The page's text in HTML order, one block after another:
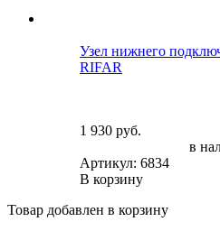
Узел нижнего
RIFAR
1 930 руб.
в
Артикул: 6834
В корзину
Товар добавлен в корзину